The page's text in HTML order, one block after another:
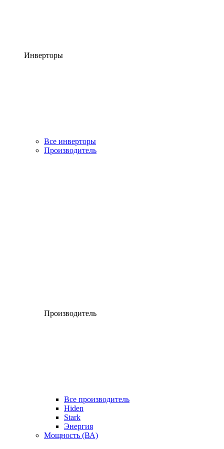
Инверторы
Все инверторы
Производитель
Производитель
Все производитель
Hiden
Stark
Энергия
Мощность (ВА)